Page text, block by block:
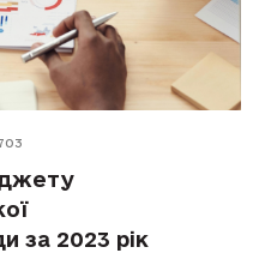
за 2023 рік